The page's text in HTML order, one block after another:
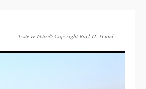
Texte & Foto © Copyright Karl-H. Hänel